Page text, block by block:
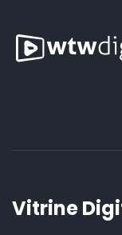
Vitrine